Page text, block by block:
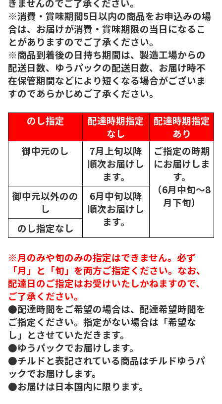
きませんのでご了承ください。
※消費・賞味期間5日以内の商品をお申込みの場
合は、お届けが消費・賞味期限の当日になるこ
とがありますのでご了承ください。
※商品到着後の日持ち期間は、製造工場からの
配送日数、ゆうパックの配送日数、お届け時不
在保管期間などにより短くなる場合がございま
すのであらかじめご了承ください。
のし指定
配達時期指定
なし
配達時期指定
あり
御中元のし
7月上旬以降
順次お届けし
ます。
ご指定の時期
にお届けしま
す。
（6月中旬～8
月下旬）
御中元以外のの
し
6月中旬以降
順次お届けし
ます。
のし指定なし
※月のみや旬のみの指定はできません。必ず
「月」と「旬」を両方ご指定ください。なお、
配達日のご指定はお受けいたしかねますので、
ご了承ください。
●配達時間をご希望の場合は、配達希望時間を
ご指定ください。指定がない場合は「希望な
し」とさせていただきます。
●ゆうパックでお届けします。
●チルドと表記されている商品はチルドゆうパ
ックでお届けします。
●お届けは日本国内に限ります。